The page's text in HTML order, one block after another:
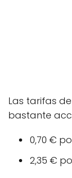
Las tarifas
bastante
0,70 €
2,35 €